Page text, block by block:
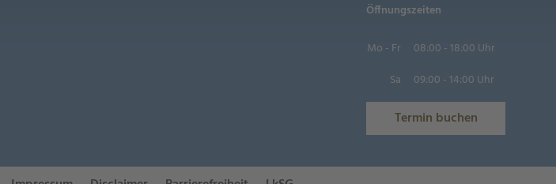
Öffnungszeiten
Mo - Fr
08:00 - 18:00 Uhr
Sa
09:00 - 14:00 Uhr
Termin buchen